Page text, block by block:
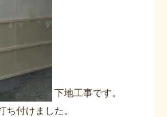
下地工事です。
ち付けました。